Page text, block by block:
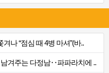
나 “점심 때 4병 마셔”(바..
겨주는 다정남‥파파라치에 ..